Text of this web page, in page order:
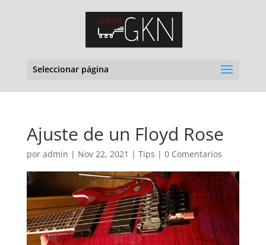
Seleccionar página
Ajuste de un Floyd Rose
por admin | Nov 22, 2021 | Tips | 0 Comentarios